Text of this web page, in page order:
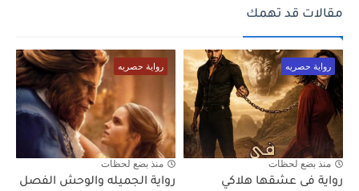
مقالات قد تهمك
رواية حصريه
منذ بضع لحظات
رواية فى عشقها هلاكي
رواية حصريه
منذ بضع لحظات
رواية الجميله والوحش الفصل